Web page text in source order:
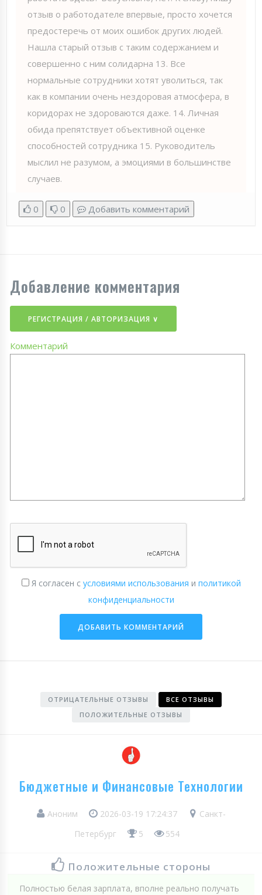
отзыв о работодателе впервые, просто хочется
предостеречь от моих ошибок других людей.
Нашла старый отзыв с таким содержанием и
совершенно с ним солидарна 13. Все
нормальные сотрудники хотят уволиться, так
как в компании очень нездоровая атмосфера, в
коридорах не здороваются даже. 14. Личная
обида препятствует объективной оценке
способностей сотрудника 15. Руководитель
мыслил не разумом, а эмоциями в большинстве
случаев.
0 0 Добавить комментарий
Добавление комментария
РЕГИСТРАЦИЯ / АВТОРИЗАЦИЯ ∨
Комментарий
Я согласен с условиями использования и политикой
конфиденциальности
ОТРИЦАТЕЛЬНЫЕ ОТЗЫВЫ
ВСЕ ОТЗЫВЫ
ПОЛОЖИТЕЛЬНЫЕ ОТЗЫВЫ
Бюджетные и Финансовые Технологии
Аноним 2026-03-19 17:24:37
Санкт-
Петербург
5 554
Положительные стороны
Полностью белая зарплата, вполне реально получать